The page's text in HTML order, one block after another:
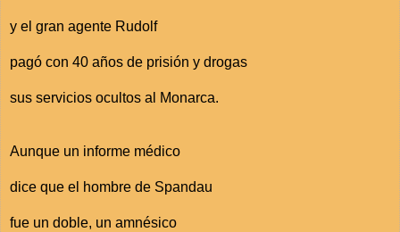
y el gran agente Rudolf
pagó con 40 años de prisión y drogas
sus servicios ocultos al Monarca.
Aunque un informe médico
dice que el hombre de Spandau
fue un doble, un amnésico